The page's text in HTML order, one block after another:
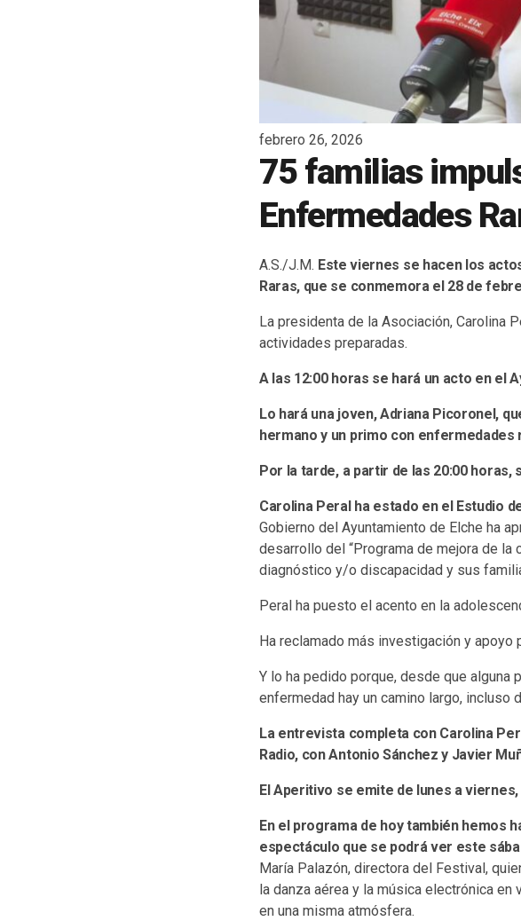
febrero 26, 2026
75 familias
Enfermedades
A.S./J.M. Este viernes se hacen los
Raras, que se conmemora el 28 de
La presidenta de la Asociación, Carolina
actividades preparadas.
A las 12:00 horas se hará un acto en el
Lo hará una joven, Adriana Picoronel,
hermano y un primo con enfermedades
Por la tarde, a partir de las 20:00 horas,
Carolina Peral ha estado en el Estudio
Gobierno del Ayuntamiento de Elche ha
desarrollo del “Programa de mejora de
diagnóstico y/o discapacidad y sus
Peral ha puesto el acento en la
Ha reclamado más investigación y
Y lo ha pedido porque, desde que alguna
enfermedad hay un camino largo, incluso
La entrevista completa con Carolina
Radio, con Antonio Sánchez y Javier
El Aperitivo se emite de lunes a
En el programa de hoy también hemos
espectáculo que se podrá ver este
María Palazón, directora del Festival,
la danza aérea y la música electrónica
en una misma atmósfera.